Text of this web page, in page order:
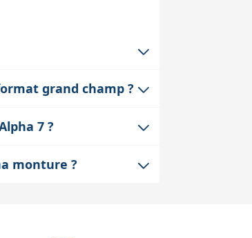
Le respect de ce tirage
grand champ ?
ou à des besoins
7 ?
garantit que l'appareil
monture ?